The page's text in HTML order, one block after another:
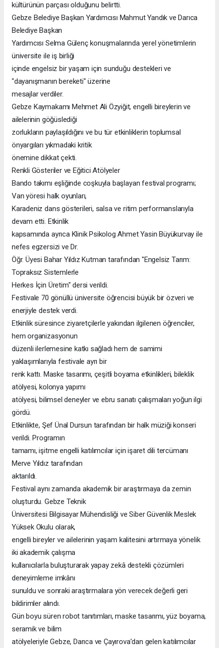
kültürünün parçası olduğunu belirtti.
Gebze Belediye Başkan Yardımcısı Mahmut Yandık ve Darıca
Belediye Başkan
Yardımcısı Selma Gülenç konuşmalarında yerel yönetimlerin
üniversite ile iş birliği
içinde engelsiz bir yaşam için sunduğu destekleri ve
"dayanışmanın bereketi" üzerine
mesajlar verdiler.
Gebze Kaymakamı Mehmet Ali Özyiğit, engelli bireylerin ve
ailelerinin göğüslediği
zorlukların paylaşıldığını ve bu tür etkinliklerin toplumsal
önyargıları yıkmadaki kritik
önemine dikkat çekti.
Renkli Gösteriler ve Eğitici Atölyeler
Bando takımı eşliğinde coşkuyla başlayan festival programı;
Van yöresi halk oyunları,
Karadeniz dans gösterileri, salsa ve ritim performanslarıyla
devam etti. Etkinlik
kapsamında ayrıca Klinik Psikolog Ahmet Yasin Büyükurvay ile
nefes egzersizi ve Dr.
Öğr. Üyesi Bahar Yıldız Kutman tarafından "Engelsiz Tarım:
Topraksız Sistemlerle
Herkes İçin Üretim" dersi verildi.
Festivale 70 gönüllü üniversite öğrencisi büyük bir özveri ve
enerjiyle destek verdi.
Etkinlik süresince ziyaretçilerle yakından ilgilenen öğrenciler,
hem organizasyonun
düzenli ilerlemesine katkı sağladı hem de samimi
yaklaşımlarıyla festivale ayrı bir
renk kattı. Maske tasarımı, çeşitli boyama etkinlikleri, bileklik
atölyesi, kolonya yapımı
atölyesi, bilimsel deneyler ve ebru sanatı çalışmaları yoğun ilgi
gördü.
Etkinlikte, Şef Ünal Dursun tarafından bir halk müziği konseri
verildi. Programın
tamamı, işitme engelli katılımcılar için işaret dili tercümanı
Merve Yıldız tarafından
aktarıldı.
Festival aynı zamanda akademik bir araştırmaya da zemin
oluşturdu. Gebze Teknik
Üniversitesi Bilgisayar Mühendisliği ve Siber Güvenlik Meslek
Yüksek Okulu olarak,
engelli bireyler ve ailelerinin yaşam kalitesini artırmaya yönelik
iki akademik çalışma
kullanıcılarla buluşturarak yapay zekâ destekli çözümleri
deneyimleme imkânı
sunuldu ve sonraki araştırmalara yön verecek değerli geri
bildirimler alındı.
Gün boyu süren robot tanıtımları, maske tasarımı, yüz boyama,
seramik ve bilim
atölyeleriyle Gebze, Darıca ve Çayırova’dan gelen katılımcılar